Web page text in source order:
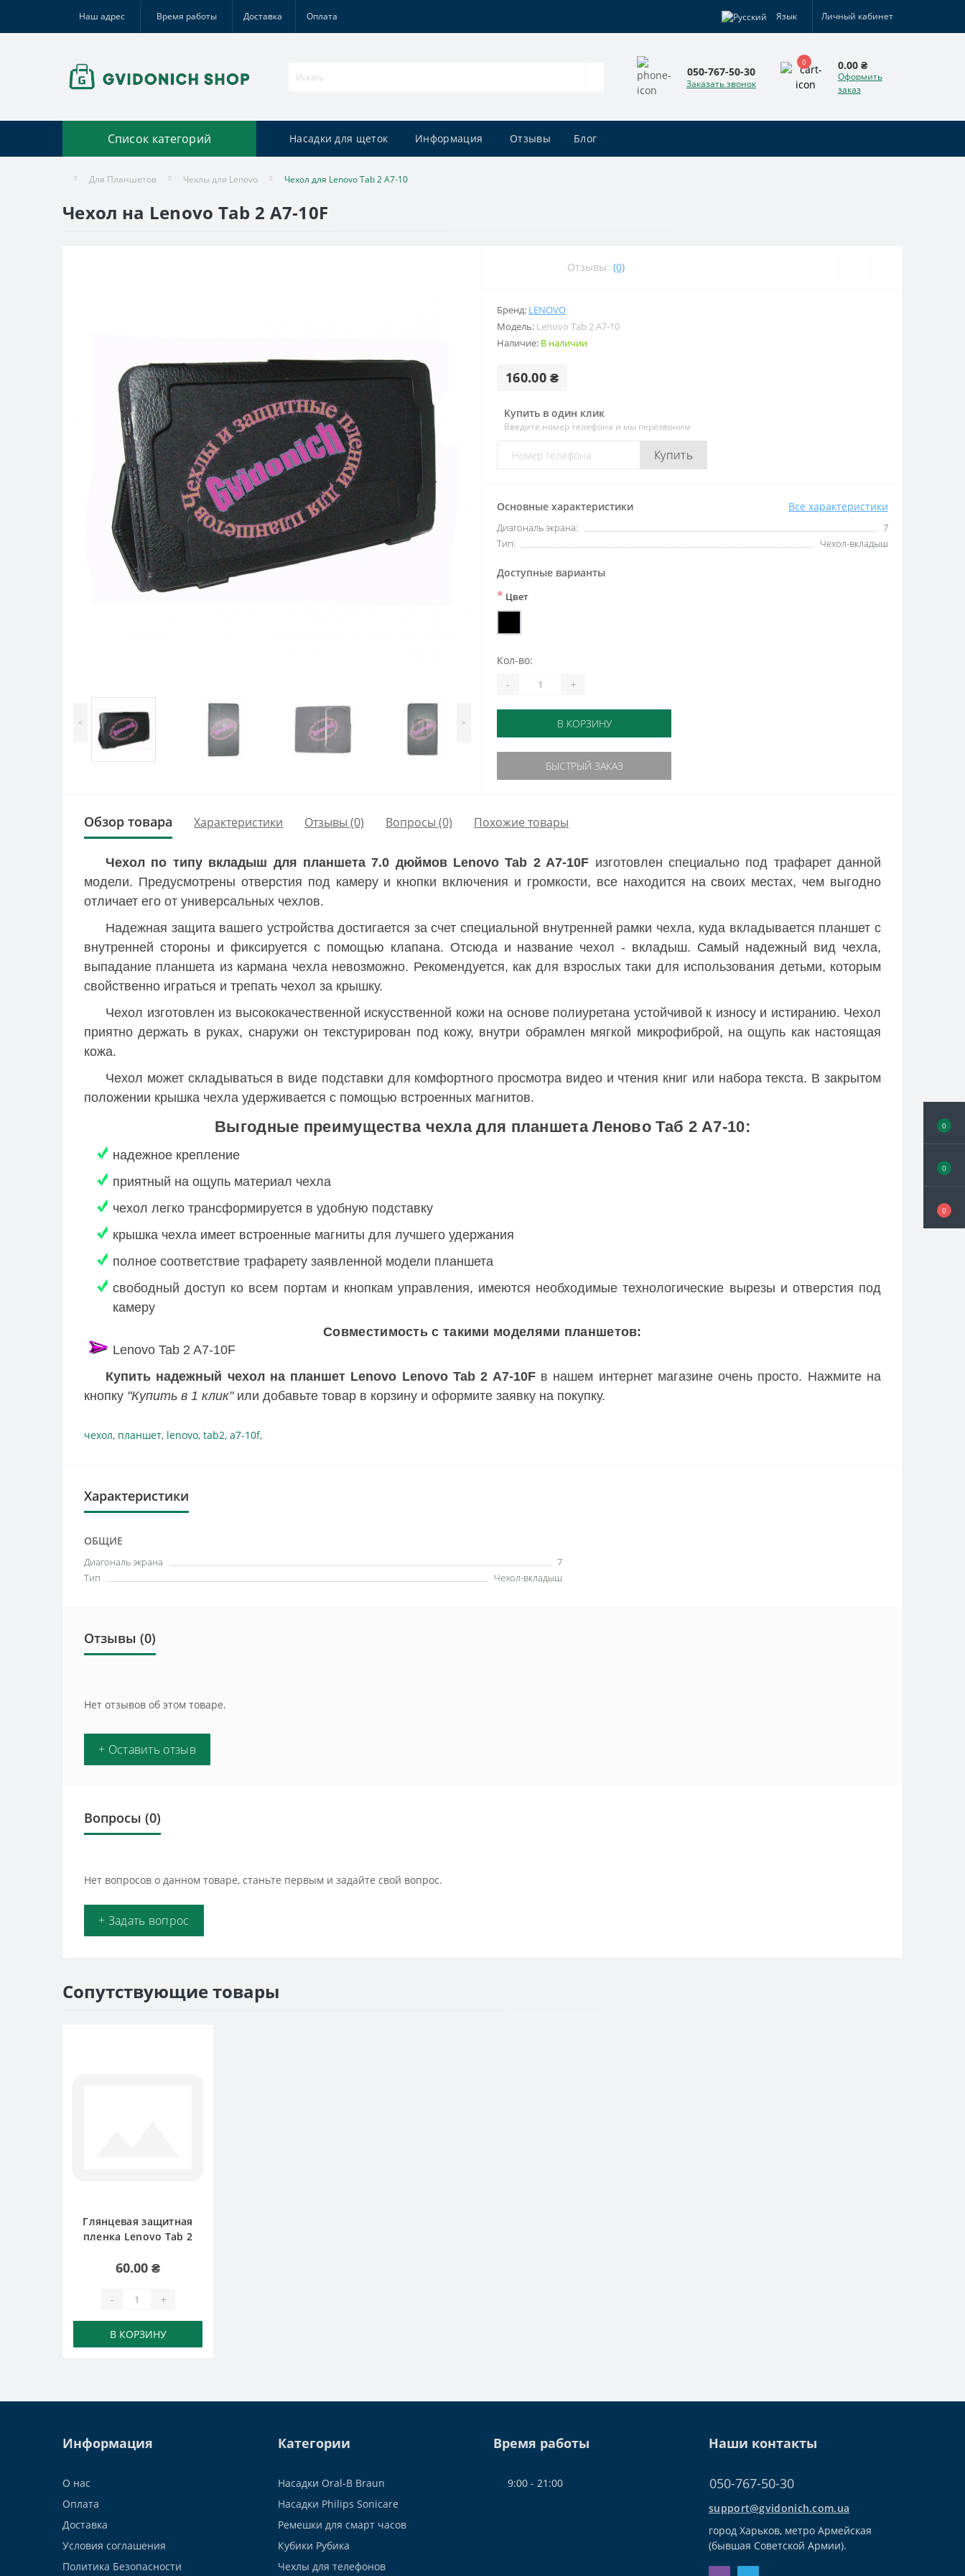
0
0
0
Наш адрес Время работы Доставка Оплата Язык Личный кабинет
050-767-50-30
Заказать звонок
0 0.00 ₴
Оформить
заказ
Список категорий Насадки для щеток Информация Отзывы Блог
Для Планшетов Чехлы для Lenovo Чехол для Lenovo Tab 2 A7-10
Чехол на Lenovo Tab 2 A7-10F
< >
Отзывы: (0)
Бренд: LENOVO
Модель: Lenovo Tab 2 A7-10
Наличие: В наличии
160.00 ₴
Купить в один клик
Введите номер телефона и мы перезвоним
Купить
Основные характеристики Все характеристики
Диагональ экрана:
7
Тип:
Чехол-вкладыш
Доступные варианты
* Цвет
Кол-во:
- +
В КОРЗИНУ
БЫСТРЫЙ ЗАКАЗ
Обзор товара Характеристики Отзывы (0) Вопросы (0) Похожие товары
Чехол по типу вкладыш для планшета 7.0 дюймов Lenovo Tab 2 A7-10F изготовлен специально под трафарет данной
модели. Предусмотрены отверстия под камеру и кнопки включения и громкости, все находится на своих местах, чем выгодно
отличает его от универсальных чехлов.
Надежная защита вашего устройства достигается за счет специальной внутренней рамки чехла, куда вкладывается планшет с
внутренней стороны и фиксируется с помощью клапана. Отсюда и название чехол - вкладыш. Самый надежный вид чехла,
выпадание планшета из кармана чехла невозможно. Рекомендуется, как для взрослых таки для использования детьми, которым
свойственно играться и трепать чехол за крышку.
Чехол изготовлен из высококачественной искусственной кожи на основе полиуретана устойчивой к износу и истиранию. Чехол
приятно держать в руках, снаружи он текстурирован под кожу, внутри обрамлен мягкой микрофиброй, на ощупь как настоящая
кожа.
Чехол может складываться в виде подставки для комфортного просмотра видео и чтения книг или набора текста. В закрытом
положении крышка чехла удерживается с помощью встроенных магнитов.
Выгодные преимущества чехла для планшета Леново Таб 2 A7-10:
надежное крепление
приятный на ощупь материал чехла
чехол легко трансформируется в удобную подставку
крышка чехла имеет встроенные магниты для лучшего удержания
полное соответствие трафарету заявленной модели планшета
свободный доступ ко всем портам и кнопкам управления, имеются необходимые технологические вырезы и отверстия под
камеру
Совместимость с такими моделями планшетов:
Lenovo Tab 2 A7-10F
Купить надежный чехол на планшет Lenovo Lenovo Tab 2 A7-10Fв нашем интернет магазине очень просто. Нажмите на
кнопку "Купить в 1 клик"или добавьте товар в корзину и оформите заявку на покупку.
чехол, планшет, lenovo, tab2, a7-10f,
Характеристики
ОБЩИЕ
Диагональ экрана
7
Тип
Чехол-вкладыш
Отзывы (0)
Нет отзывов об этом товаре.
+ Оставить отзыв
Вопросы (0)
Нет вопросов о данном товаре, станьте первым и задайте свой вопрос.
+ Задать вопрос
Сопутствующие товары
Глянцевая защитная
пленка Lenovo Tab 2
60.00 ₴
- +
В КОРЗИНУ
Информация
О нас
Оплата
Доставка
Условия соглашения
Политика Безопасности
Категории
Насадки Oral-B Braun
Насадки Philips Sonicare
Ремешки для смарт часов
Кубики Рубика
Чехлы для телефонов
Время работы
9:00 - 21:00
Наши контакты
050-767-50-30
support@gvidonich.com.ua
город Харьков, метро Армейская
(бывшая Советской Армии).